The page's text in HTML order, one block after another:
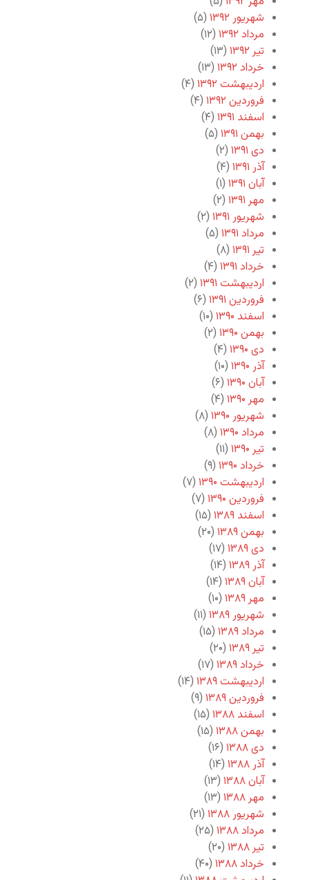
شهریور ۱۳۹۲
(۵)
مرداد ۱۳۹۲
(۱۲)
تیر ۱۳۹۲
(۱۳)
خرداد ۱۳۹۲
(۱۳)
اردیبهشت ۱۳۹۲
(۴)
فروردین ۱۳۹۲
(۴)
اسفند ۱۳۹۱
(۴)
بهمن ۱۳۹۱
(۵)
دی ۱۳۹۱
(۲)
آذر ۱۳۹۱
(۴)
آبان ۱۳۹۱
(۱)
مهر ۱۳۹۱
(۲)
شهریور ۱۳۹۱
(۲)
مرداد ۱۳۹۱
(۵)
تیر ۱۳۹۱
(۸)
خرداد ۱۳۹۱
(۴)
اردیبهشت ۱۳۹۱
(۲)
فروردین ۱۳۹۱
(۶)
اسفند ۱۳۹۰
(۱۰)
بهمن ۱۳۹۰
(۲)
دی ۱۳۹۰
(۴)
آذر ۱۳۹۰
(۱۰)
آبان ۱۳۹۰
(۶)
مهر ۱۳۹۰
(۴)
شهریور ۱۳۹۰
(۸)
مرداد ۱۳۹۰
(۸)
تیر ۱۳۹۰
(۱۱)
خرداد ۱۳۹۰
(۹)
اردیبهشت ۱۳۹۰
(۷)
فروردین ۱۳۹۰
(۷)
اسفند ۱۳۸۹
(۱۵)
بهمن ۱۳۸۹
(۲۰)
دی ۱۳۸۹
(۱۷)
آذر ۱۳۸۹
(۱۴)
آبان ۱۳۸۹
(۱۴)
مهر ۱۳۸۹
(۱۰)
شهریور ۱۳۸۹
(۱۱)
مرداد ۱۳۸۹
(۱۵)
تیر ۱۳۸۹
(۲۰)
خرداد ۱۳۸۹
(۱۷)
اردیبهشت ۱۳۸۹
(۱۴)
فروردین ۱۳۸۹
(۹)
اسفند ۱۳۸۸
(۱۵)
بهمن ۱۳۸۸
(۱۵)
دی ۱۳۸۸
(۱۶)
آذر ۱۳۸۸
(۱۴)
آبان ۱۳۸۸
(۱۳)
مهر ۱۳۸۸
(۱۳)
شهریور ۱۳۸۸
(۲۱)
مرداد ۱۳۸۸
(۲۵)
تیر ۱۳۸۸
(۲۰)
خرداد ۱۳۸۸
(۴۰)